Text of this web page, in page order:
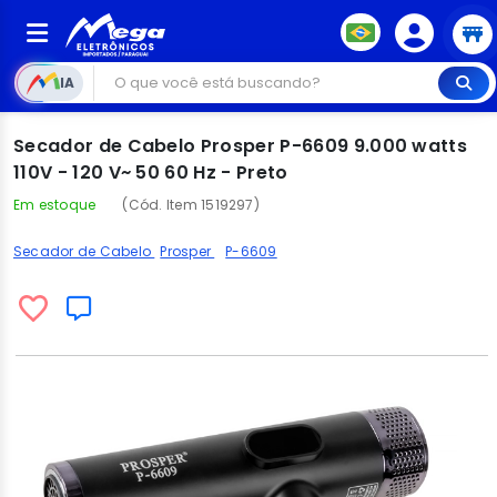
IA
Secador de Cabelo Prosper P-6609 9.000 watts
110V - 120 V~ 50 60 Hz - Preto
Em estoque (Cód. Item 1519297)
Secador de Cabelo Prosper P-6609